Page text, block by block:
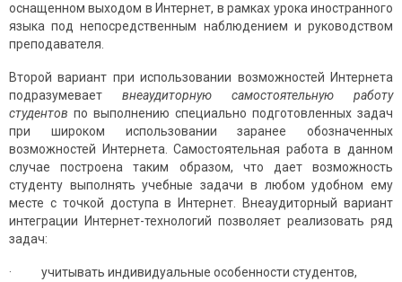
оснащенном выходом в Интернет, в рамках урока иностранного
языка под непосредственным наблюдением и руководством
преподавателя.
Второй вариант при использовании возможностей Интернета
подразумевает внеаудиторную самостоятельную работу
студентов по выполнению специально подготовленных задач
при широком ис­пользовании заранее обозначенных
возможностей Интернета. Самос­тоятельная работа в данном
случае построена таким образом, что дает возможность
студенту выполнять учебные задачи в любом удобном ему
месте с точкой доступа в Интернет. Внеаудиторный вариант
интеграции Интернет-технологий позволяет реализовать ряд
задач:
· учитывать индивидуальные особенности студентов,